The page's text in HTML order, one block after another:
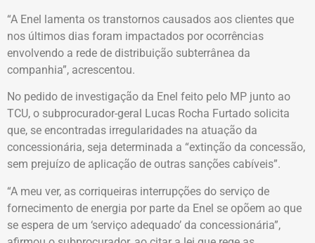
“A Enel lamenta os transtornos causados aos clientes que
nos últimos dias foram impactados por ocorrências
envolvendo a rede de distribuição subterrânea da
companhia”, acrescentou.
No pedido de investigação da Enel feito pelo MP junto ao
TCU, o subprocurador-geral Lucas Rocha Furtado solicita
que, se encontradas irregularidades na atuação da
concessionária, seja determinada a “extinção da concessão,
sem prejuízo de aplicação de outras sanções cabíveis”.
“A meu ver, as corriqueiras interrupções do serviço de
fornecimento de energia por parte da Enel se opõem ao que
se espera de um ‘serviço adequado’ da concessionária”,